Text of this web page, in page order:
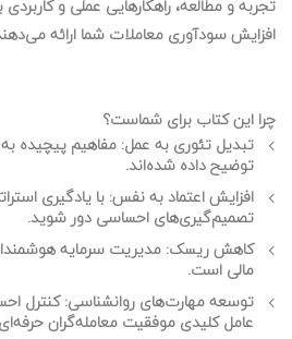
تجربه و مطالعه، راهکارهایی عملی و
افزایش سودآوری معاملات شما ارائه
چرا این کتاب برای شماست؟
تبدیل تئوری به عمل: مفاهیم پیچیده
توضیح داده شده‌اند.
افزایش اعتماد به نفس: با یادگیری
تصمیم‌گیری‌های احساسی دور شوید.
کاهش ریسک: مدیریت سرمایه
مالی است.
توسعه مهارت‌های روانشناسی:کنترل
عامل کلیدی موفقیت معامله‌گران